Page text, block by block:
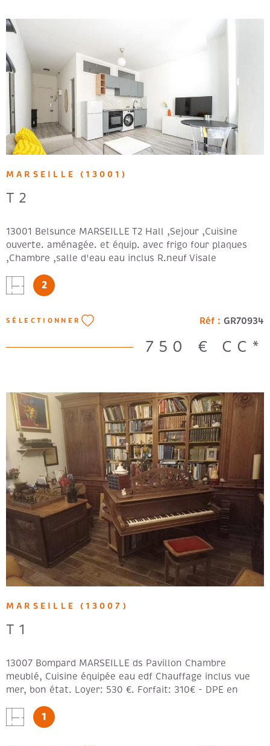
MARSEILLE (13001)
T2
13001 Belsunce MARSEILLE T2 Hall ,Sejour ,Cuisine
ouverte. aménagée. et équip. avec frigo four plaques
,Chambre ,salle d'eau eau inclus R.neuf Visale
provisions de charges. Forfait: 410€ - DPE en cours -
2
SÉLECTIONNER Réf : GR70934
750 € CC*
VOIR LE BIEN
MARSEILLE (13007)
T1
13007 Bompard MARSEILLE ds Pavillon Chambre
meublé, Cuisine équipée eau edf Chauffage inclus vue
mer, bon état. Loyer: 530 €. Forfait: 310€ - DPE en
1
VOIR LE BIEN